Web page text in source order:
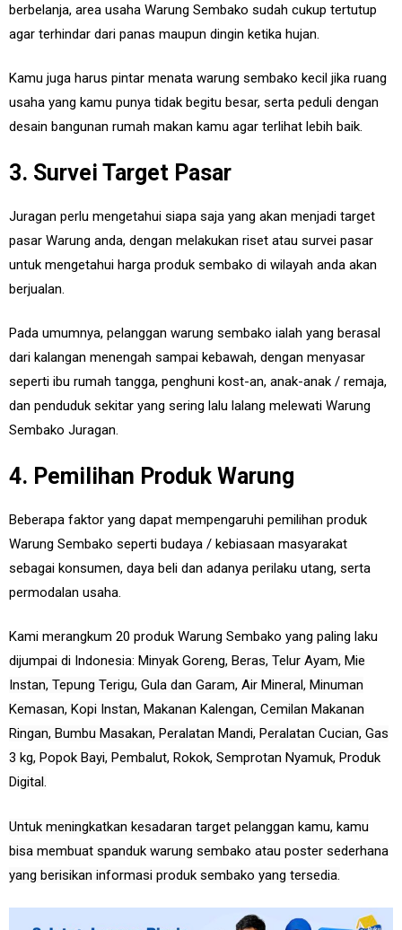
berbelanja, area usaha Warung Sembako sudah cukup tertutup
agar terhindar dari panas maupun dingin ketika hujan.
Kamu juga harus pintar menata warung sembako kecil jika ruang
usaha yang kamu punya tidak begitu besar, serta peduli dengan
desain bangunan rumah makan kamu agar terlihat lebih baik.
3. Survei Target Pasar
Juragan perlu mengetahui siapa saja yang akan menjadi target
pasar Warung anda, dengan melakukan riset atau survei pasar
untuk mengetahui harga produk sembako di wilayah anda akan
berjualan.
Pada umumnya, pelanggan warung sembako ialah yang berasal
dari kalangan menengah sampai kebawah, dengan menyasar
seperti ibu rumah tangga, penghuni kost-an, anak-anak / remaja,
dan penduduk sekitar yang sering lalu lalang melewati Warung
Sembako Juragan.
4. Pemilihan Produk Warung
Beberapa faktor yang dapat mempengaruhi pemilihan produk
Warung Sembako seperti budaya / kebiasaan masyarakat
sebagai konsumen, daya beli dan adanya perilaku utang, serta
permodalan usaha.
Kami merangkum 20 produk Warung Sembako yang paling laku
dijumpai di Indonesia: Minyak Goreng, Beras, Telur Ayam, Mie
Instan, Tepung Terigu, Gula dan Garam, Air Mineral, Minuman
Kemasan, Kopi Instan, Makanan Kalengan, Cemilan Makanan
Ringan, Bumbu Masakan, Peralatan Mandi, Peralatan Cucian, Gas
3 kg, Popok Bayi, Pembalut, Rokok, Semprotan Nyamuk, Produk
Digital.
Untuk meningkatkan kesadaran target pelanggan kamu, kamu
bisa membuat spanduk warung sembako atau poster sederhana
yang berisikan informasi produk sembako yang tersedia.